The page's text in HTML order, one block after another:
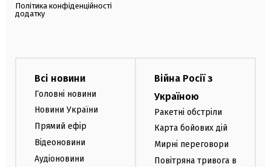
Політика конфіденційності
додатку
Всі новини
Головні новини
Новини України
Прямий ефір
Відеоновини
Аудіоновини
Війна Росії з
Україною
Ракетні обстріли
Карта бойових дій
Мирні переговори
Повітряна тривога в